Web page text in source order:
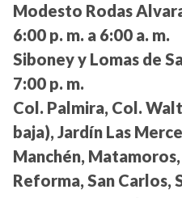
Modesto Rodas
6:00 p. m. a 6:00 a. m.
Siboney y Lomas de
7:00 p. m.
Col. Palmira, Col.
baja), Jardín Las
Manchén,
Reforma, San Carlos,